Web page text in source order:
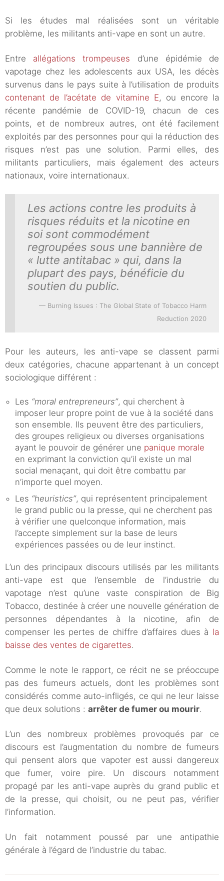
Si les études mal réalisées sont un véritable
problème, les militants anti-vape en sont un autre.
Entre allégations trompeuses d’une épidémie de
vapotage chez les adolescents aux USA, les décès
survenus dans le pays suite à l’utilisation de produits
contenant de l’acétate de vitamine E, ou encore la
récente pandémie de COVID-19, chacun de ces
points, et de nombreux autres, ont été facilement
exploités par des personnes pour qui la réduction des
risques n’est pas une solution. Parmi elles, des
militants particuliers, mais également des acteurs
nationaux, voire internationaux.
Les actions contre les produits à
risques réduits et la nicotine en
soi sont commodément
regroupées sous une bannière de
« lutte antitabac » qui, dans la
plupart des pays, bénéficie du
soutien du public.
Burning Issues : The Global State of Tobacco Harm
Reduction 2020
Pour les auteurs, les anti-vape se classent parmi
deux catégories, chacune appartenant à un concept
sociologique différent :
Les “moral entrepreneurs”, qui cherchent à
imposer leur propre point de vue à la société dans
son ensemble. Ils peuvent être des particuliers,
des groupes religieux ou diverses organisations
ayant le pouvoir de générer une panique morale
en exprimant la conviction qu’il existe un mal
social menaçant, qui doit être combattu par
n’importe quel moyen.
Les “heuristics”, qui représentent principalement
le grand public ou la presse, qui ne cherchent pas
à vérifier une quelconque information, mais
l’accepte simplement sur la base de leurs
expériences passées ou de leur instinct.
L’un des principaux discours utilisés par les militants
anti-vape est que l’ensemble de l’industrie du
vapotage n’est qu’une vaste conspiration de Big
Tobacco, destinée à créer une nouvelle génération de
personnes dépendantes à la nicotine, afin de
compenser les pertes de chiffre d’affaires dues à la
baisse des ventes de cigarettes.
Comme le note le rapport, ce récit ne se préoccupe
pas des fumeurs actuels, dont les problèmes sont
considérés comme auto-infligés, ce qui ne leur laisse
que deux solutions : arrêter de fumer ou mourir.
L’un des nombreux problèmes provoqués par ce
discours est l’augmentation du nombre de fumeurs
qui pensent alors que vapoter est aussi dangereux
que fumer, voire pire. Un discours notamment
propagé par les anti-vape auprès du grand public et
de la presse, qui choisit, ou ne peut pas, vérifier
l’information.
Un fait notamment poussé par une antipathie
générale à l’égard de l’industrie du tabac.